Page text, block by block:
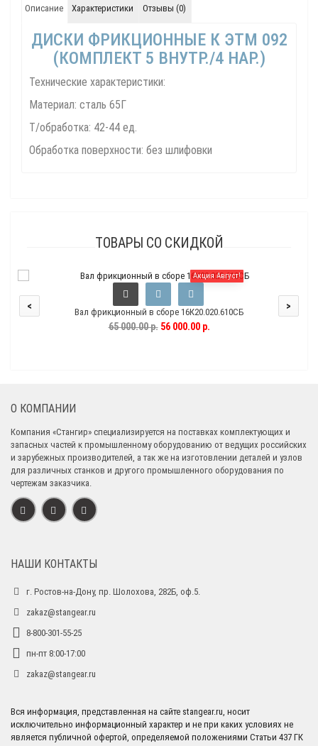
Описание Характеристики Отзывы (0)
ДИСКИ ФРИКЦИОННЫЕ К ЭТМ 092
(КОМПЛЕКТ 5 ВНУТР./4 НАР.)
Технические характеристики:
Материал: сталь 65Г
Т/обработка: 42-44 ед.
Обработка поверхности: без шлифовки
ТОВАРЫ СО СКИДКОЙ
Акция Август!
Вал фрикционный в сборе 16К20.020.610СБ
65 000.00 р.56 000.00 р.
< >
О КОМПАНИИ
Компания «Стангир» специализируется на поставках комплектующих и
запасных частей к промышленному оборудованию от ведущих российских
и зарубежных производителей, а так же на изготовлении деталей и узлов
для различных станков и другого промышленного оборудования по
чертежам заказчика.
НАШИ КОНТАКТЫ
г. Ростов-на-Дону, пр. Шолохова, 282Б, оф.5.
zakaz@stangear.ru
8-800-301-55-25
пн-пт 8:00-17:00
zakaz@stangear.ru
Вся информация, представленная на сайте stangear.ru, носит
исключительно информационный характер и не при каких условиях не
является публичной офертой, определяемой положениями Статьи 437 ГК